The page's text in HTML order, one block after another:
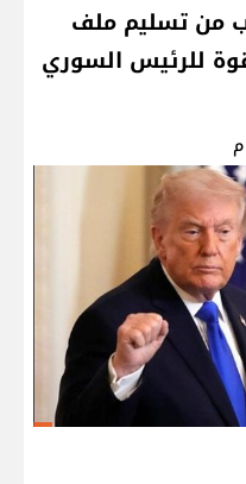
من تسليم ملف
للرئيس السوري